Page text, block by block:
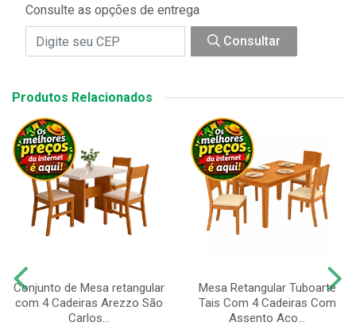
Consulte as opções de entrega
Consultar
Produtos Relacionados
Conjunto de Mesa retangular
com 4 Cadeiras Arezzo São
Carlos...
Mesa Retangular Tuboarte
Tais Com 4 Cadeiras Com
Assento Aco...